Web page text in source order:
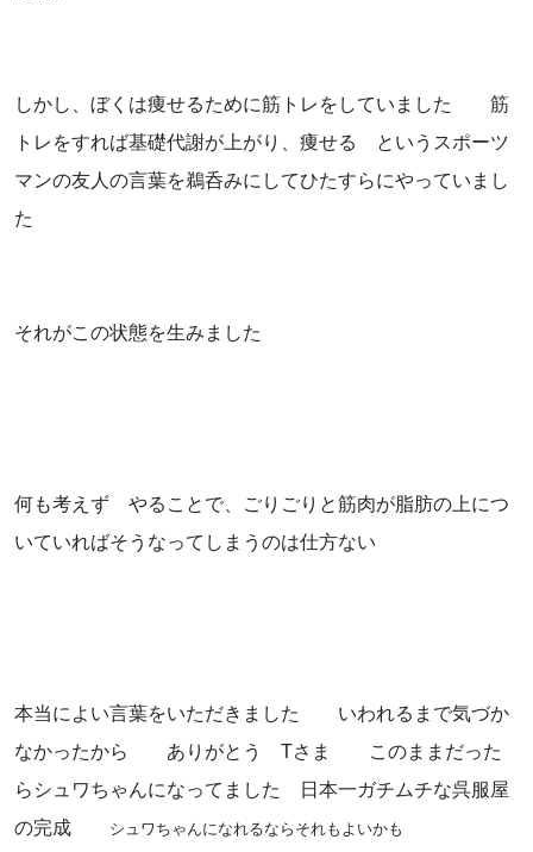
しかし、ぼくは痩せるために筋トレをしていました 筋
トレをすれば基礎代謝が上がり、痩せる というスポーツ
マンの友人の言葉を鵜呑みにしてひたすらにやっていまし
た
それがこの状態を生みました
何も考えず やることで、ごりごりと筋肉が脂肪の上につ
いていればそうなってしまうのは仕方ない
本当によい言葉をいただきました いわれるまで気づか
なかったから ありがとう Tさま このままだった
らシュワちゃんになってました 日本一ガチムチな呉服屋
の完成
シュワちゃんになれるならそれもよいかも